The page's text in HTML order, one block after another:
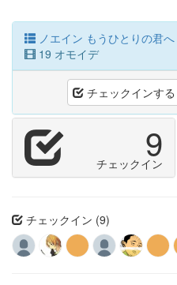
ノエイン もうひとりの君へ
19 オモイデ
チェックインする
9
チェックイン
チェックイン (9)